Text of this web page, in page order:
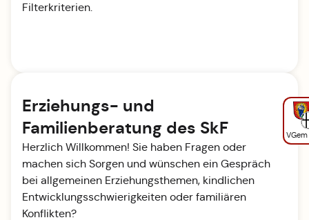
Filterkriterien.
Erziehungs- und
Familienberatung des SkF
Herzlich Willkommen! Sie haben Fragen oder
machen sich Sorgen und wünschen ein Gespräch
bei allgemeinen Erziehungsthemen, kindlichen
Entwicklungsschwierigkeiten oder familiären
Konflikten?